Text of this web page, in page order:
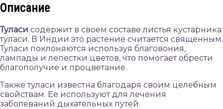
Описание
Туласи содержит в своем составе листья кустарника
туласи. В Индии это растение считается священным.
Туласи поклоняются используя благовония,
лампады и лепестки цветов, что помогает обрести
благополучие и процветание.
Также туласи известна благодаря своим целебным
свойствам. Ее используют для лечения
заболеваний дыхательных путей.